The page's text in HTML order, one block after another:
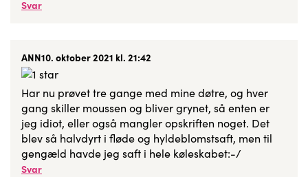
Svar
ANN10. oktober 2021 kl. 21:42
Har nu prøvet tre gange med mine døtre, og hver
gang skiller moussen og bliver grynet, så enten er
jeg idiot, eller også mangler opskriften noget. Det
blev så halvdyrt i fløde og hyldeblomstsaft, men til
gengæld havde jeg saft i hele køleskabet:-/
Svar